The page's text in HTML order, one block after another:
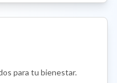
para tu bienestar.